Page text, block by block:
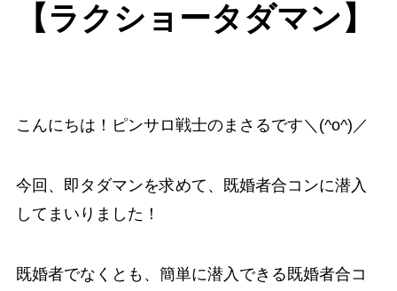
【ラクショータダマン】
こんにちは！ピンサロ戦士のまさるです＼(^o^)／
今回、即タダマンを求めて、既婚者合コンに潜入
してまいりました！
既婚者でなくとも、簡単に潜入できる既婚者合コ